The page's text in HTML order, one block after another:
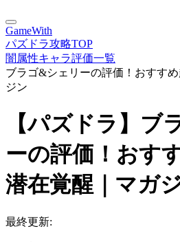
GameWith
パズドラ攻略TOP
闇属性キャラ評価一覧
ブラゴ&シェリーの評価！おすす
ジン
【パズドラ】ブ
ーの評価！おす
潜在覚醒｜マガ
最終更新: